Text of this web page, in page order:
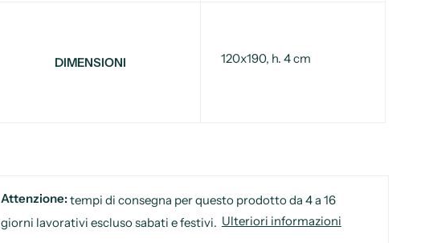
DIMENSIONI 120x190, h. 4 cm
Attenzione:tempi di consegna per questo prodotto da 4 a 16
giorni lavorativi escluso sabati e festivi.Ulteriori informazioni